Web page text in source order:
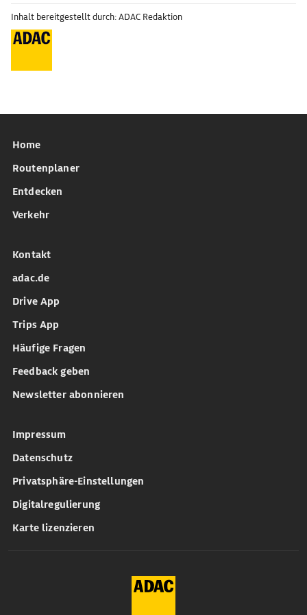
Inhalt bereitgestellt durch: ADAC Redaktion
Home
Routenplaner
Entdecken
Verkehr
Kontakt
adac.de
Drive App
Trips App
Häufige Fragen
Feedback geben
Newsletter abonnieren
Impressum
Datenschutz
Privatsphäre-Einstellungen
Digitalregulierung
Karte lizenzieren